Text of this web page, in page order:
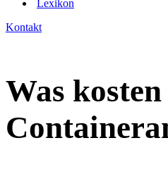
Lexikon
Kontakt
Was kosten